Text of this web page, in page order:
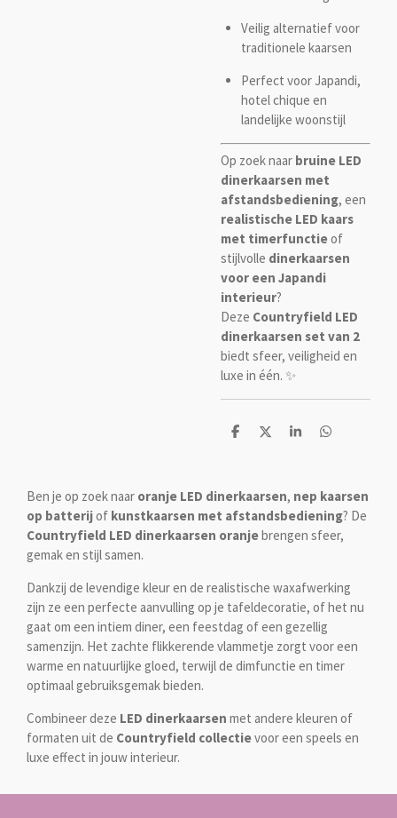
Veilig alternatief voor
traditionele kaarsen
Perfect voor Japandi,
hotel chique en
landelijke woonstijl
Op zoek naar bruine LED
dinerkaarsen met
afstandsbediening, een
realistische LED kaars
met timerfunctieof
stijlvolle dinerkaarsen
voor een Japandi
interieur?
Deze Countryfield LED
dinerkaarsen set van 2
biedt sfeer, veiligheid en
luxe in één. ✨
D
n
D
S
D
Ben je op zoek naar oranje LED dinerkaarsen, nep kaarsen
op batterijof kunstkaarsen met afstandsbediening? De
Countryfield LED dinerkaarsen oranjebrengen sfeer,
gemak en stijl samen.
Dankzij de levendige kleur en de realistische waxafwerking
zijn ze een perfecte aanvulling op je tafeldecoratie, of het nu
gaat om een intiem diner, een feestdag of een gezellig
samenzijn. Het zachte flikkerende vlammetje zorgt voor een
warme en natuurlijke gloed, terwijl de dimfunctie en timer
optimaal gebruiksgemak bieden.
Combineer deze LED dinerkaarsen met andere kleuren of
formaten uit de Countryfield collectievoor een speels en
luxe effect in jouw interieur.